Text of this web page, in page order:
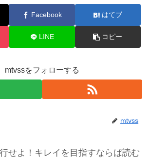
Facebook はてブ
LINE コピー
mtvssをフォローする
mtvss
せよ！キレイを目指すならば読む